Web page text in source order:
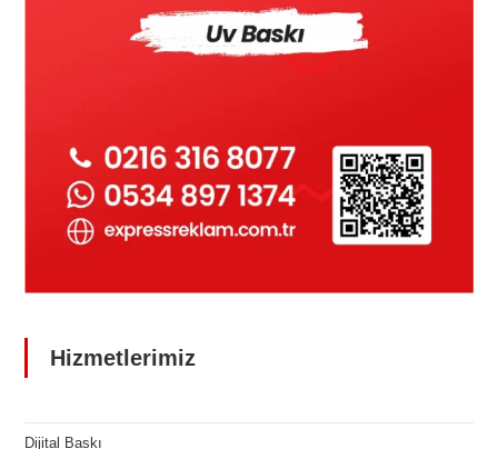
Hizmetlerimiz
Dijital Baskı